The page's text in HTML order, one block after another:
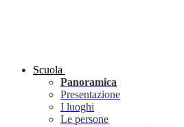
Scuola
Panoramica
Presentazione
I luoghi
Le persone